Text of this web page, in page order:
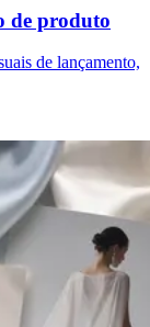
de produto
de lançamento,